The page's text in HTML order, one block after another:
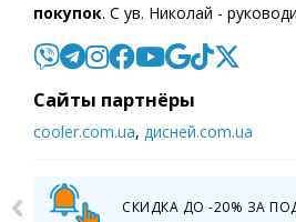
покупок. С ув. Николай -
Cайты партнёры
cooler.com.ua, дисней.com.ua
СКИДКА ДО -20% ЗА